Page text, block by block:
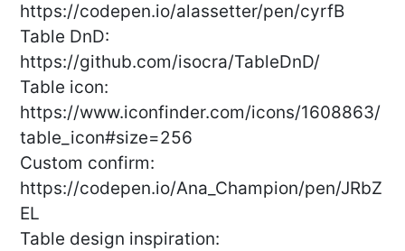
https://codepen.io/alassetter/pen/cyrfB
Table DnD:
https://github.com/isocra/TableDnD/
Table icon:
https://www.iconfinder.com/icons/1608863/
table_icon#size=256
Custom confirm:
https://codepen.io/Ana_Champion/pen/JRbZ
EL
Table design inspiration: